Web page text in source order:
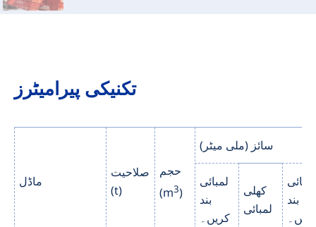
تکنیکی پیرامیٹرز
ماڈل
صلاحیت
(t)
حجم
(m3)
سائز (ملی میٹر)
لمبائی
بند
کریں۔
کھلی
لمبائی
بند